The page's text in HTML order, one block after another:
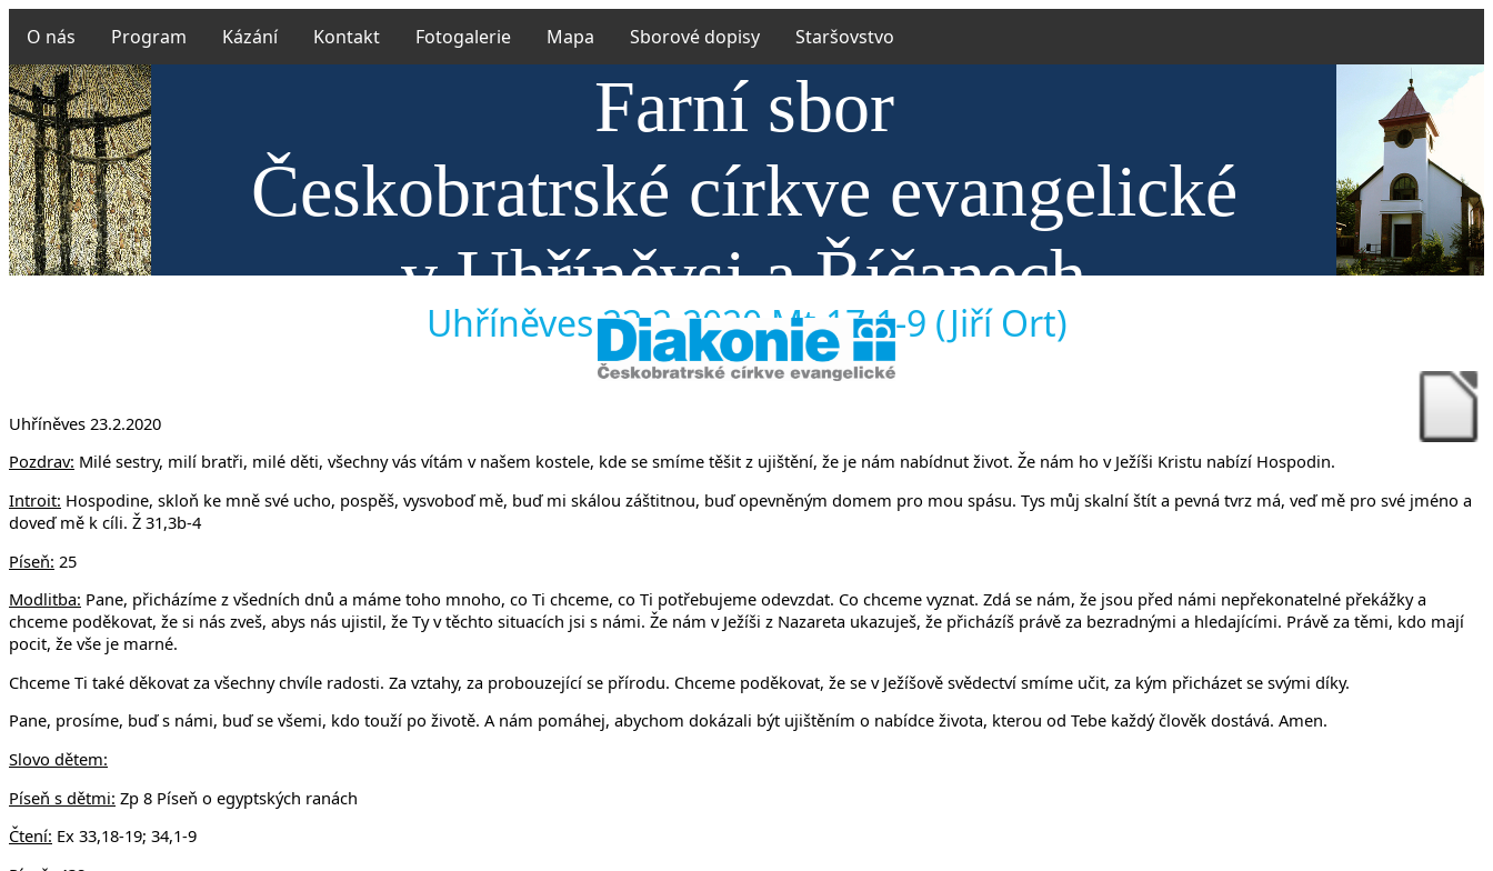
O nás Program Kázání Kontakt Fotogalerie Mapa Sborové dopisy Staršovstvo
Farní sbor
Českobratrské církve evangelické
v Uhříněvsi a Říčanech
Uhříněves 23.2.2020 Mt 17,1-9 (Jiří Ort)
Uhříněves 23.2.2020
Pozdrav: Milé sestry, milí bratři, milé děti, všechny vás vítám v našem kostele, kde se smíme těšit z ujištění, že je nám nabídnut život. Že nám ho v Ježíši Kristu nabízí Hospodin.
Introit: Hospodine, skloň ke mně své ucho, pospěš, vysvoboď mě, buď mi skálou záštitnou, buď opevněným domem pro mou spásu. Tys můj skalní štít a pevná tvrz má, veď mě pro své jméno a
doveď mě k cíli. Ž 31,3b-4
Píseň: 25
Modlitba: Pane, přicházíme z všedních dnů a máme toho mnoho, co Ti chceme, co Ti potřebujeme odevzdat. Co chceme vyznat. Zdá se nám, že jsou před námi nepřekonatelné překážky a
chceme poděkovat, že si nás zveš, abys nás ujistil, že Ty v těchto situacích jsi s námi. Že nám v Ježíši z Nazareta ukazuješ, že přicházíš právě za bezradnými a hledajícími. Právě za těmi, kdo mají
pocit, že vše je marné.
Chceme Ti také děkovat za všechny chvíle radosti. Za vztahy, za probouzející se přírodu. Chceme poděkovat, že se v Ježíšově svědectví smíme učit, za kým přicházet se svými díky.
Pane, prosíme, buď s námi, buď se všemi, kdo touží po životě. A nám pomáhej, abychom dokázali být ujištěním o nabídce života, kterou od Tebe každý člověk dostává. Amen.
Slovo dětem:
Píseň s dětmi: Zp 8 Píseň o egyptských ranách
Čtení: Ex 33,18-19; 34,1-9